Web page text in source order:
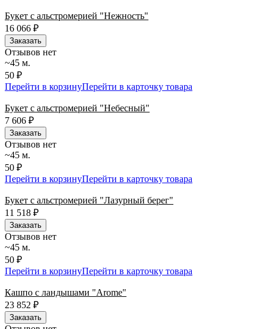
Букет с альстромерией "Нежность"
16 066 ₽
Заказать
Отзывов нет
~45 м.
50 ₽
Перейти в корзинуПерейти в карточку товара
Букет с альстромерией "Небесный"
7 606 ₽
Заказать
Отзывов нет
~45 м.
50 ₽
Перейти в корзинуПерейти в карточку товара
Букет с альстромерией "Лазурный берег"
11 518 ₽
Заказать
Отзывов нет
~45 м.
50 ₽
Перейти в корзинуПерейти в карточку товара
Кашпо с ландышами "Arome"
23 852 ₽
Заказать